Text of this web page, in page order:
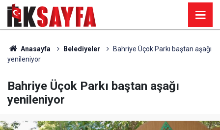
Anasayfa Belediyeler
Bahriye Üçok Parkı baştan aşağı
yenileniyor
Bahriye Üçok Parkı baştan aşağı
yenileniyor